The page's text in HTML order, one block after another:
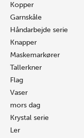
Kopper
Garnskåle
Håndarbejde serie
Knapper
Maskemarkører
Tallerkner
Flag
Vaser
mors dag
Krystal serie
Ler